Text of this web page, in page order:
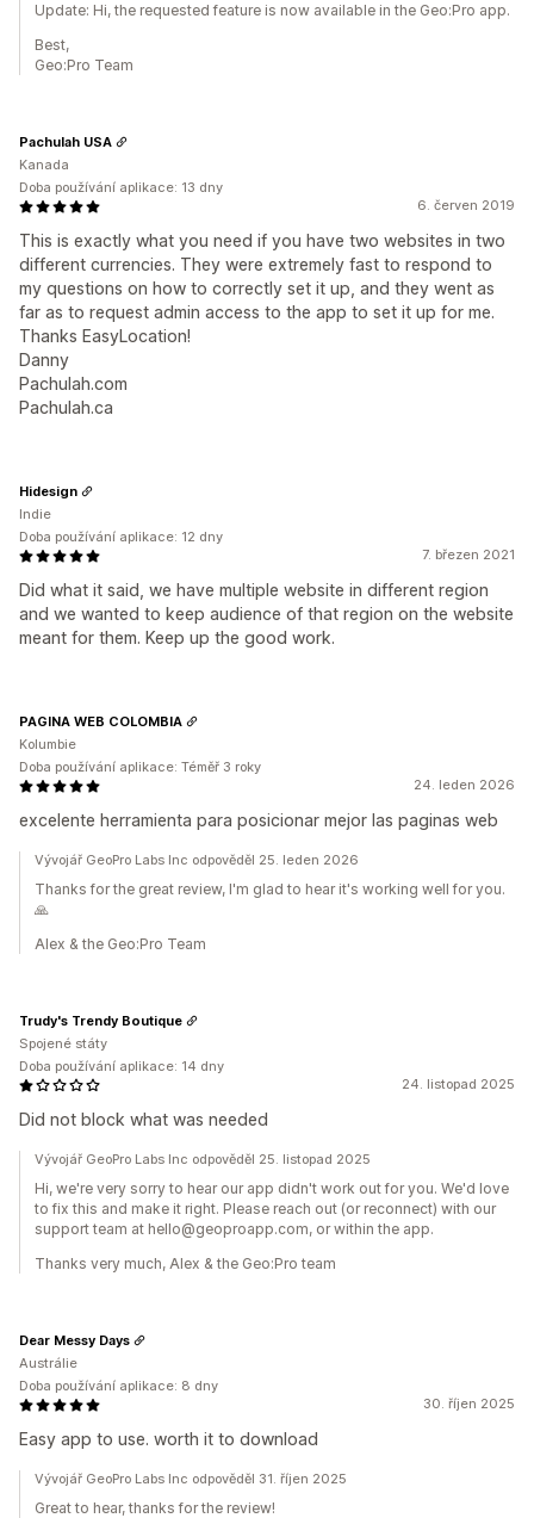
Update: Hi, the requested feature is now available in the Geo:Pro app.
Best,
Geo:Pro Team
6. červen 2019
This is exactly what you need if you have two websites in two
different currencies. They were extremely fast to respond to
my questions on how to correctly set it up, and they went as
far as to request admin access to the app to set it up for me.
Thanks EasyLocation!
Danny
Pachulah.com
Pachulah.ca
Pachulah USA
Kanada
Doba používání aplikace: 13 dny
7. březen 2021
Did what it said, we have multiple website in different region
and we wanted to keep audience of that region on the website
meant for them. Keep up the good work.
Hidesign
Indie
Doba používání aplikace: 12 dny
24. leden 2026
excelente herramienta para posicionar mejor las paginas web
PAGINA WEB COLOMBIA
Kolumbie
Doba používání aplikace: Téměř 3 roky
Vývojář GeoPro Labs Inc odpověděl 25. leden 2026
Thanks for the great review, I'm glad to hear it's working well for you.
🙏
Alex & the Geo:Pro Team
24. listopad 2025
Did not block what was needed
Trudy's Trendy Boutique
Spojené státy
Doba používání aplikace: 14 dny
Vývojář GeoPro Labs Inc odpověděl 25. listopad 2025
Hi, we're very sorry to hear our app didn't work out for you. We'd love
to fix this and make it right. Please reach out (or reconnect) with our
support team at hello@geoproapp.com, or within the app.
Thanks very much, Alex & the Geo:Pro team
30. říjen 2025
Easy app to use. worth it to download
Dear Messy Days
Austrálie
Doba používání aplikace: 8 dny
Vývojář GeoPro Labs Inc odpověděl 31. říjen 2025
Great to hear, thanks for the review!